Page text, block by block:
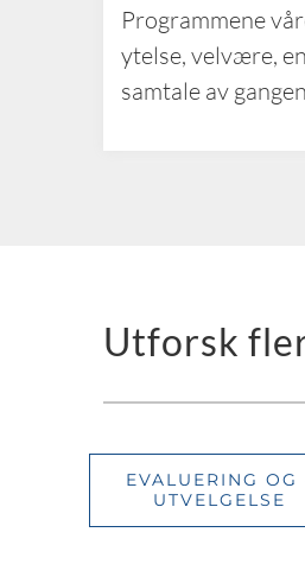
Programmene
ytelse, velvære,
samtale av
Utforsk
EVALUERING OG
UTVELGELSE